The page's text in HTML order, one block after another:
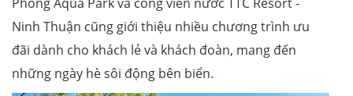
Ninh Thuận cũng giới thiệu nhiều chương trình ưu
đãi dành cho khách lẻ và khách đoàn, mang đến
những ngày hè sôi động bên biển.